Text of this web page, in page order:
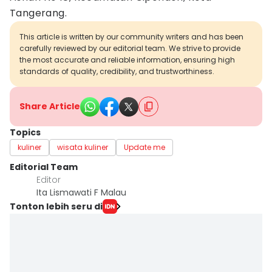
Tangerang.
This article is written by our community writers and has been
carefully reviewed by our editorial team. We strive to provide
the most accurate and reliable information, ensuring high
standards of quality, credibility, and trustworthiness.
Share Article
Topics
kuliner wisata kuliner Update me
Editorial Team
Editor
Ita Lismawati F Malau
Tonton lebih seru di